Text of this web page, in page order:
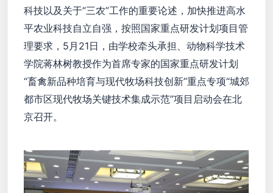
科技以及关于“三农”工作的重要论述，加快推进高水
平农业科技自立自强，按照国家重点研发计划项目管
理要求，5月21日，由学校牵头承担、动物科学技术
学院蒋林树教授作为首席专家的国家重点研发计划
“畜禽新品种培育与现代牧场科技创新”重点专项“城郊
都市区现代牧场关键技术集成示范”项目启动会在北
京召开。